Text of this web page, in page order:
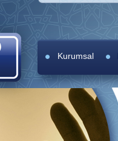
Kurumsal